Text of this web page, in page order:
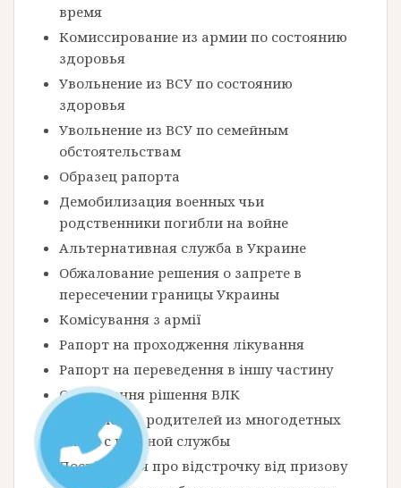
время
Комиссирование из армии по состоянию
здоровья
Увольнение из ВСУ по состоянию
здоровья
Увольнение из ВСУ по семейным
обстоятельствам
Образец рапорта
Демобилизация военных чьи
родственники погибли на войне
Альтернативная служба в Украине
Обжалование решения о запрете в
пересечении границы Украины
Комісування з армії
Рапорт на проходження лікування
Рапорт на переведення в іншу частину
Оскарження рішення ВЛК
Увольнение родителей из многодетных
семей с военной службы
Посвідчення про відстрочку від призову